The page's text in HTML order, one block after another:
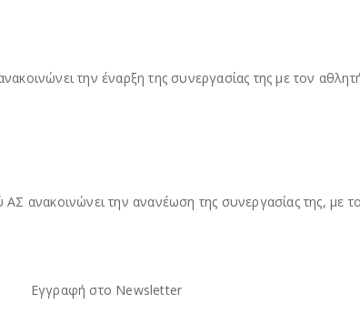
την έναρξη της συνεργασίας της με τον
ανακοινώνει την ανανέωση της συνεργασίας της, με
Εγγραφή στο Newsletter